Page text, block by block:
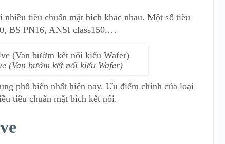
tiêu chuẩn mặt bích khác nhau. Một số tiêu
BS PN16, ANSI class150,…
(Van bướm kết nối kiểu Wafer)
phổ biến nhất hiện nay. Ưu điểm chính của loại
tiêu chuẩn mặt bích kết nối.